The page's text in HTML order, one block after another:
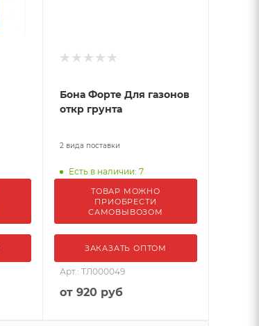
Бона Форте Для газонов
откр грунта
2 вида поставки
Есть в наличии: 7
ТОВАР МОЖНО
ПРИОБРЕСТИ
САМОВЫВОЗОМ
ЗАКАЗАТЬ ОПТОМ
Арт.: ТЛ000049
от 920 руб